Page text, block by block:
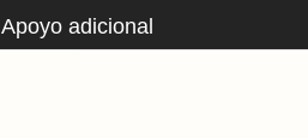
Apoyo adicional